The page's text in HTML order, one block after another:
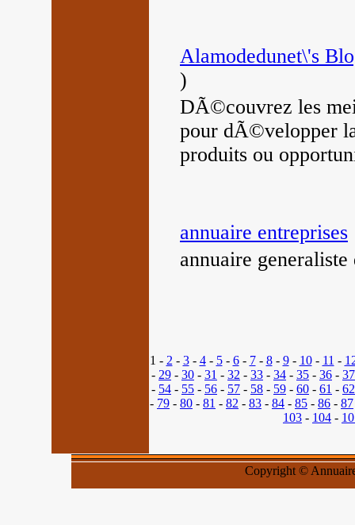
Alamodedunet\'s
)
DÃ©couvrez les
pour dÃ©velopper
produits ou
annuaire entreprises
annuaire generaliste
1 - 2 - 3- 4- 5- 6- 7- 8- 9- 10- 11 -
- 29 - 30 - 31 - 32 - 33 - 34 - 35 - 36 - 37
- 54 - 55 - 56 - 57 - 58 - 59 - 60 - 61 - 62
- 79 - 80 - 81 - 82 - 83 - 84 - 85 - 86 - 87
103 - 104 -
Copyright ©